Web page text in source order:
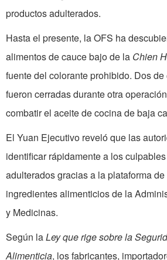
productos adulterados.
Hasta el presente, la OFS ha
alimentos de cauce bajo de la Chien
fuente del colorante prohibido. Dos
fueron cerradas durante otra
combatir el aceite de cocina de baja
El Yuan Ejecutivo reveló que las
identificar rápidamente a los
adulterados gracias a la plataforma
ingredientes alimenticios de la
y Medicinas.
Según laLey que rige sobre la
Alimenticia, los fabricantes,